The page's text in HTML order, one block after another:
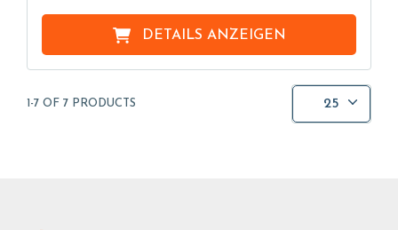
DETAILS ANZEIGEN
1-7 OF 7 PRODUCTS 25